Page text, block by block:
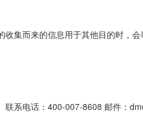
集而来的信息用于其他目的时，会
联系电话：400-007-8608 邮件：